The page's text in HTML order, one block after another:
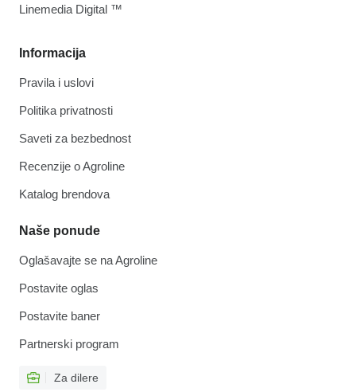
Informacija
Pravila i uslovi
Politika privatnosti
Saveti za bezbednost
Recenzije o Agroline
Katalog brendova
Naše ponude
Oglašavajte se na Agroline
Postavite oglas
Postavite baner
Partnerski program
Za dilere
Linemedia Digital ™